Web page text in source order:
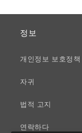
정보
개인정보 보호정책
자귀
법적 고지
연락하다